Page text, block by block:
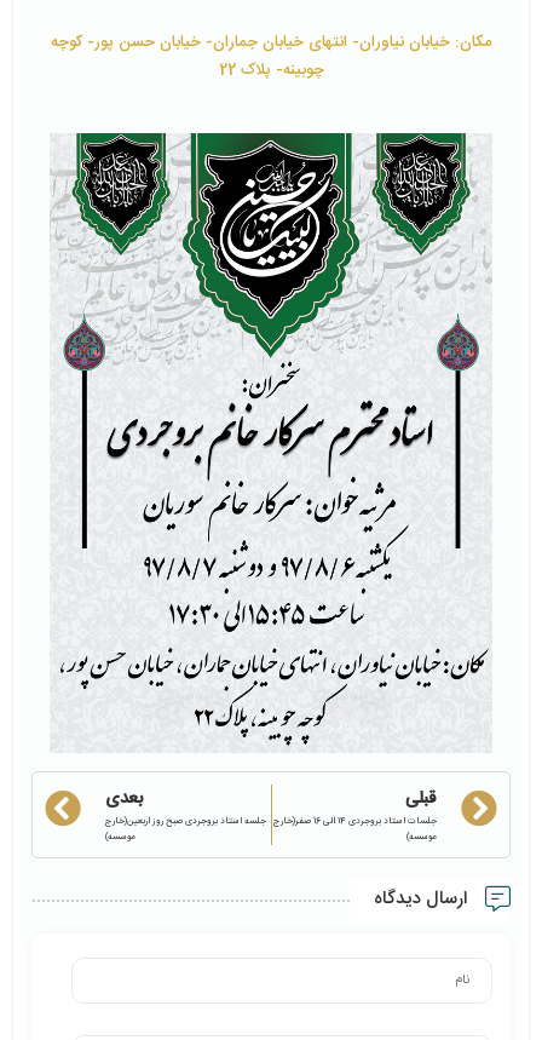
مکان: خیابان نیاوران- انتهای خیابان جماران- خیابان حسن پور- کوچه
چوبینه- پلاک 22
قبلی
جلسات استاد بروجردی 14 الی 16 صفر(خارج
موسسه)
بعدی
جلسه استاد بروجردی صبح روز اربعین(خارج
موسسه)
ارسال دیدگاه